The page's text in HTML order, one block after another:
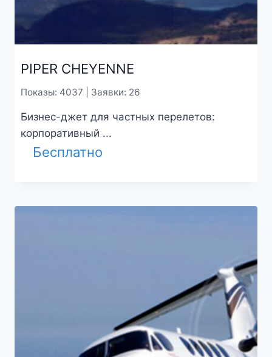
PIPER CHEYENNE
Показы: 4037 | Заявки: 26
Бизнес-джет для частных перелетов:
корпоративный ...
Бесплатно